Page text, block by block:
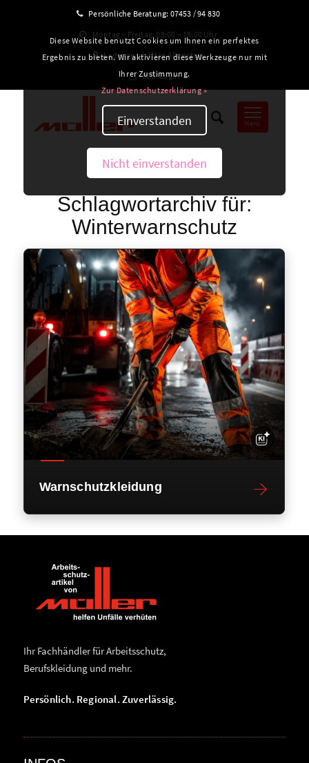
Persönliche Beratung: 07453 / 94 830
Montag – Freitag: 08:00 – 18:00 Uhr
Ladengeschäft in Altensteig
B2B-Login
Menü
Schlagwortarchiv für:
Winterwarnschutz
Warnschutzkleidung
Ihr Fachhändler für Arbeitsschutz,
Berufskleidung und mehr.
Persönlich. Regional. Zuverlässig.
Diese Website benutzt Cookies um Ihnen ein perfektes
Ergebnis zu bieten. Wir aktivieren diese Werkzeuge nur mit
Ihrer Zustimmung.
Zur Datenschutzerklärung »
Einverstanden
Nicht einverstanden